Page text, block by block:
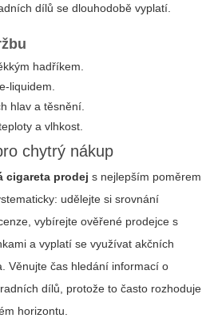
dílů se dlouhodobě vyplatí.
hadříkem.
liquidem.
hlav a těsnění.
a vlhkost.
chytrý nákup
cigareta prodej s nejlepším poměrem
udělejte si srovnání
vybírejte ověřené prodejce s
a vyplatí se využívat akčních
Věnujte čas hledání informací o
dílů, protože to často rozhoduje
horizontu.